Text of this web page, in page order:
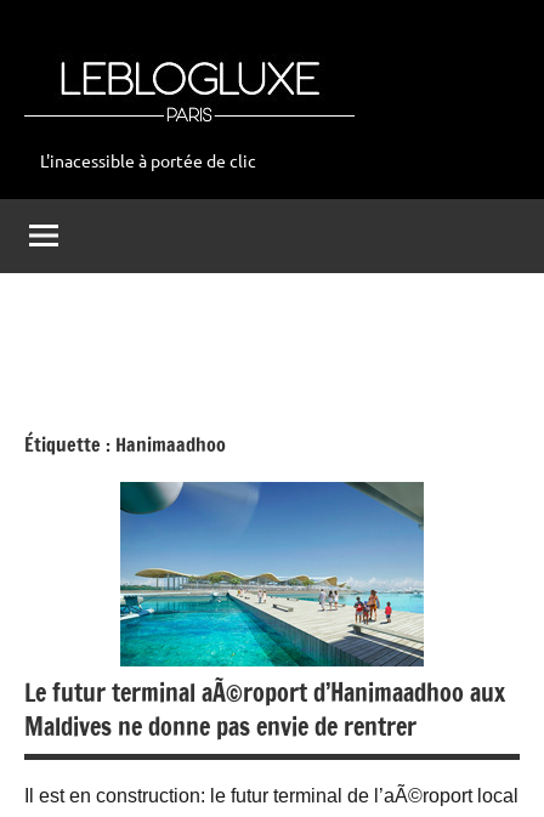
leblogluxe
L'inacessible à portée de clic
Étiquette : Hanimaadhoo
Le futur terminal aÃ©roport d’Hanimaadhoo aux
Maldives ne donne pas envie de rentrer
Il est en construction: le futur terminal de l’aÃ©roport local